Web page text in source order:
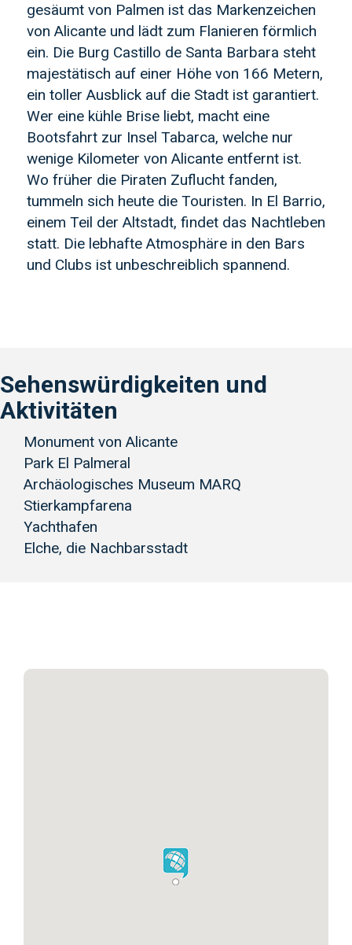
gesäumt von Palmen ist das Markenzeichen
von Alicante und lädt zum Flanieren förmlich
ein. Die Burg Castillo de Santa Barbara steht
majestätisch auf einer Höhe von 166 Metern,
ein toller Ausblick auf die Stadt ist garantiert.
Wer eine kühle Brise liebt, macht eine
Bootsfahrt zur Insel Tabarca, welche nur
wenige Kilometer von Alicante entfernt ist.
Wo früher die Piraten Zuflucht fanden,
tummeln sich heute die Touristen. In El Barrio,
einem Teil der Altstadt, findet das Nachtleben
statt. Die lebhafte Atmosphäre in den Bars
und Clubs ist unbeschreiblich spannend.
Sehenswürdigkeiten und
Aktivitäten
Monument von Alicante
Park El Palmeral
Archäologisches Museum MARQ
Stierkampfarena
Yachthafen
Elche, die Nachbarsstadt